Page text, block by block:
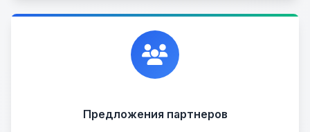
Предложения партнеров
Сотрудничаем с лучшими организациями. Если у
вас есть интересные идеи, мы всегда открыты к
сотрудничеству.